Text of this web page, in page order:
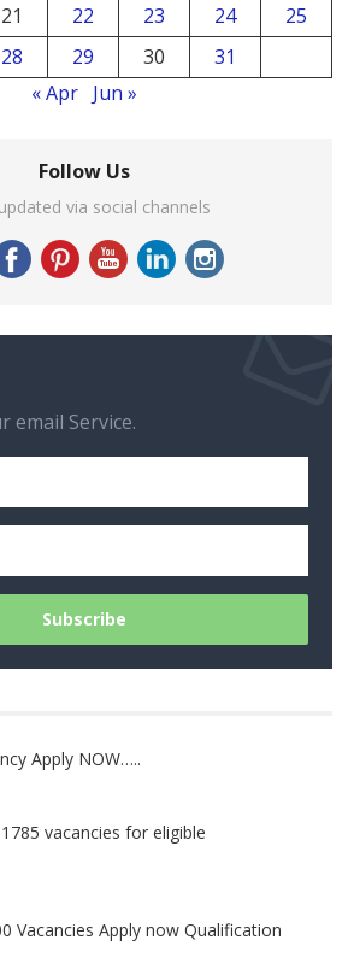
21 22 23 24
25
28 29 30
31
« Apr Jun »
Follow Us
via social channels
email Service.
Apply NOW…..
vacancies for eligible
Vacancies Apply now Qualification